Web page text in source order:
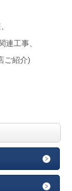
連工事、
ご紹介)